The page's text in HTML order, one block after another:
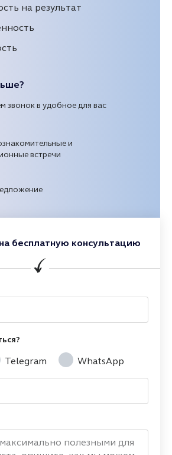
на результат
звонок в удобное для вас
и
встречи
бесплатную консультацию
Telegram WhatsApp